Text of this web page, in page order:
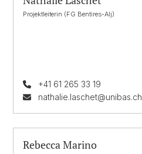
Projektleiterin (FG Bentires-Alj)
+41 61 265 33 19
nathalie.laschet@unibas.ch
Rebecca Marino